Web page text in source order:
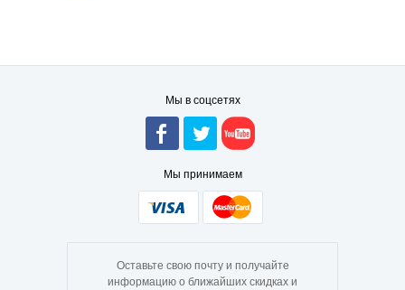
Мы в соцсетях
Мы принимаем
Оставьте свою почту и получайте
информацию о ближайших скидках и